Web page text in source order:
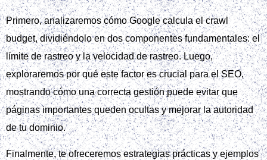
Primero, analizaremos cómo Google calcula el crawl
budget, dividiéndolo en dos componentes fundamentales: el
límite de rastreo y la velocidad de rastreo. Luego,
exploraremos por qué este factor es crucial para el SEO,
mostrando cómo una correcta gestión puede evitar que
páginas importantes queden ocultas y mejorar la autoridad
de tu dominio.
Finalmente, te ofreceremos estrategias prácticas y ejemplos